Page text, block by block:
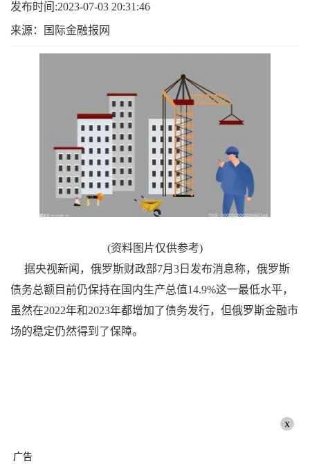
发布时间:2023-07-03 20:31:46
来源：国际金融报网
(资料图片仅供参考)
据央视新闻，俄罗斯财政部7月3日发布消息称，俄罗斯
债务总额目前仍保持在国内生产总值14.9%这一最低水平，
虽然在2022年和2023年都增加了债务发行，但俄罗斯金融市
场的稳定仍然得到了保障。
x
广告